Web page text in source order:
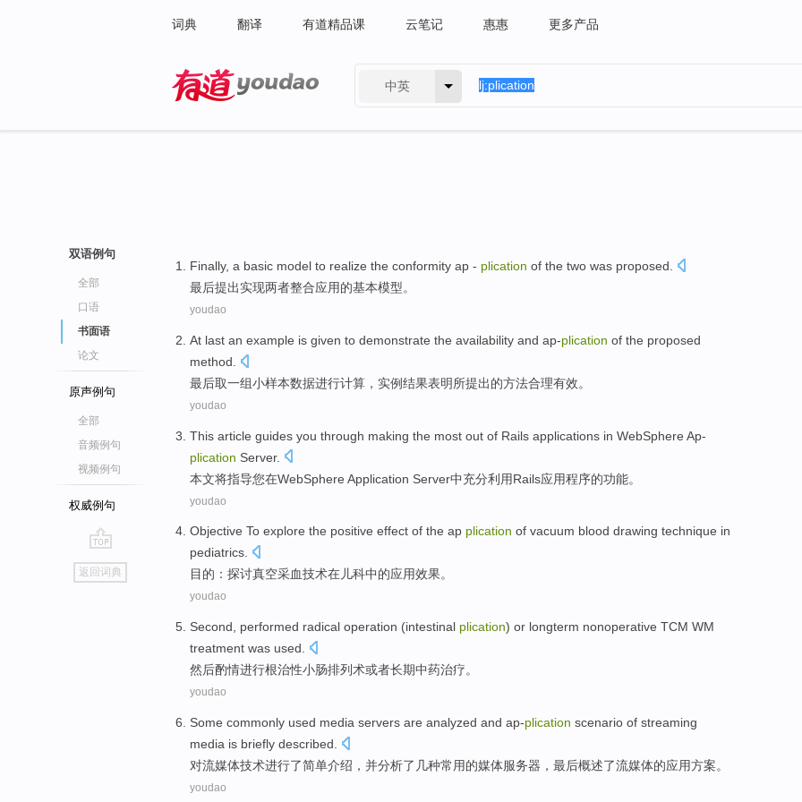
词典 翻译 有道精品课 云笔记 惠惠 更多产品
中英
双语例句
全部
口语
书面语
论文
原声例句
全部
音频例句
视频例句
权威例句
go
top
返回词典
Finally, a basic model to realize the conformity ap - plication of the two was proposed
最后提出实现两者整合应用的基本模型。
youdao
At last an example is given to demonstrate the availability and ap-plication of the proposed
method
最后取一组小样本数据进行计算， 实例结果表明所提出的方法合理有效。
youdao
This article guides you through making the most out of Rails applications in WebSphere Ap-
plication Server.
本文将指导您在WebSphere Application Server中充分利用Rails应用程序的功能。
youdao
Objective To explore the positive effect of the ap plication of vacuum blood drawing technique in
pediatrics.
目的： 探讨真空采血技术在儿科中的应用效果。
youdao
Second performed radical operation (intestinal plication) or longterm nonoperative TCM WM
treatment was used.
然后酌情进行根治性小肠排列术或者长期中药治疗。
youdao
Some commonly used media servers are analyzed and ap-plication scenario of streaming
media is briefly described.
对流媒体技术进行了简单介绍，并分析了 几种常用的媒体服务器 ，最后概述了流媒体的应用方案。
youdao